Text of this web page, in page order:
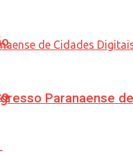
Paranaense